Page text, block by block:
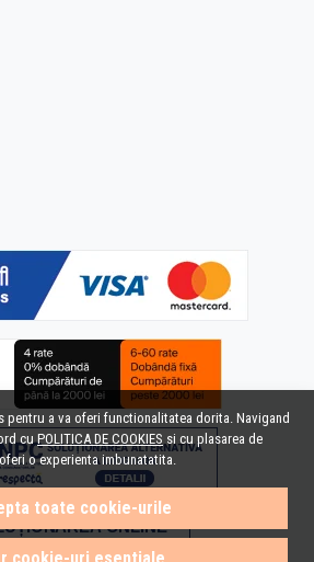
a va oferi functionalitatea dorita. Navigand
cuPOLITICA DE COOKIES si cu plasarea de
o experienta imbunatatita.
toate cookie-urile